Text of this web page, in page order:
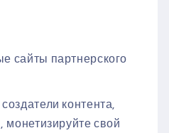
сайты партнерского
контента,
монетизируйте свой